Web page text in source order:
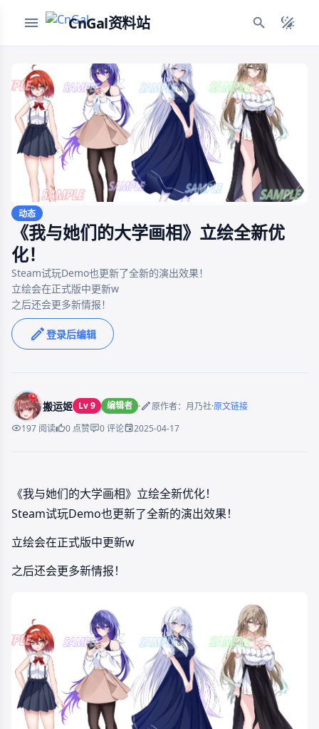
CnGal资料站
动态
《我与她们的大学画相》立绘全新优
化！
Steam试玩Demo也更新了全新的演出效果！
立绘会在正式版中更新w
之后还会更多新情报！
登录后编辑
搬运姬 Lv 9 编辑者 · 原作者：月乃社·原文链接
197 阅读
0 点赞 0 评论 2025-04-17
《我与她们的大学画相》立绘全新优化！
Steam试玩Demo也更新了全新的演出效果！
立绘会在正式版中更新w
之后还会更多新情报！